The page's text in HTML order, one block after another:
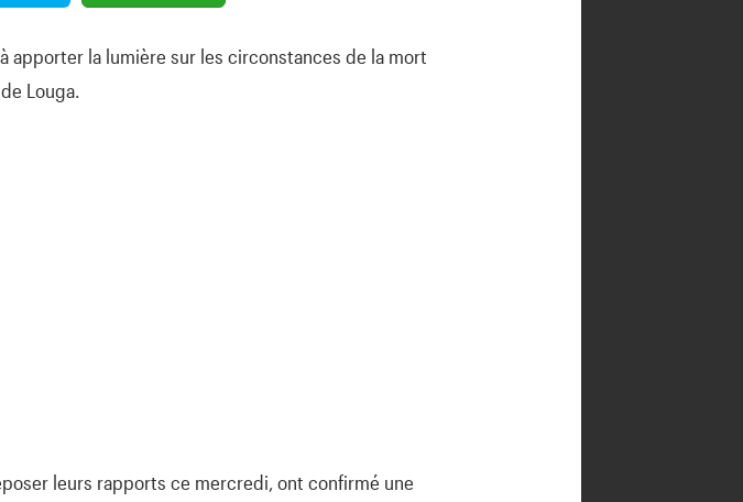
apporter la lumière sur les circonstances de la mort
Louga.
leurs rapports ce mercredi, ont confirmé une